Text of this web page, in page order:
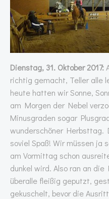
Dienstag, 31. Oktober 2017:
richtig gemacht, Teller alle
heute hatten wir Sonne,
am Morgen der Nebel
Minusgraden sogar
wunderschöner Herbsttag.
soviel Spaß! Wir müssen ja
am Vormittag schon
dunkel wird. Also ran an
überalle fleißig geputzt,
gekuschelt, bevor die